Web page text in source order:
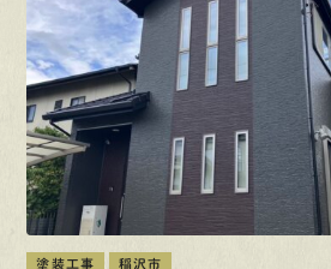
塗装工事 稲沢市